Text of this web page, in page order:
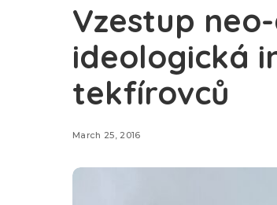
Vzestup
ideologická
tekfírovců
March 25, 2016